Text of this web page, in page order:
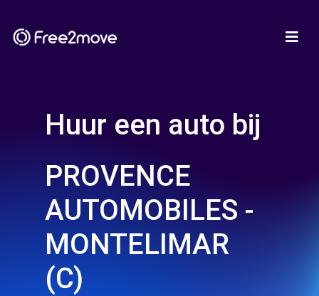
Huur een auto bij
PROVENCE
AUTOMOBILES -
MONTELIMAR
(C)